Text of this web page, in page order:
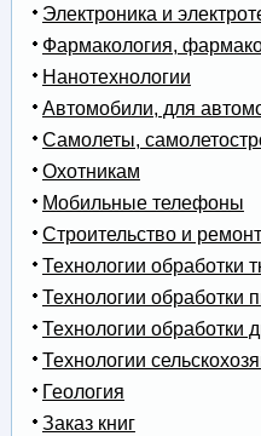
Электроника и
Фармакология,
Нанотехнологии
Автомобили, для
Самолеты,
Охотникам
Мобильные телефоны
Строительство и ремонт
Технологии обработки
Технологии обработки
Технологии обработки
Технологии
Геология
Заказ книг